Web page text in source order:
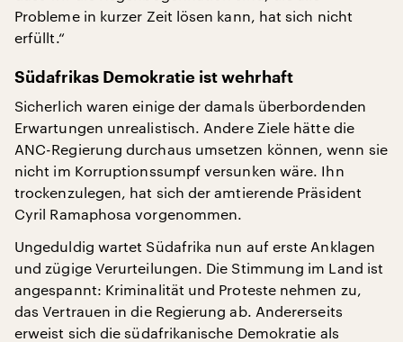
Probleme in kurzer Zeit lösen kann, hat sich nicht
erfüllt.“
Südafrikas Demokratie ist wehrhaft
Sicherlich waren einige der damals überbordenden
Erwartungen unrealistisch. Andere Ziele hätte die
ANC-Regierung durchaus umsetzen können, wenn sie
nicht im Korruptionssumpf versunken wäre. Ihn
trockenzulegen, hat sich der amtierende Präsident
Cyril Ramaphosa vorgenommen.
Ungeduldig wartet Südafrika nun auf erste Anklagen
und zügige Verurteilungen. Die Stimmung im Land ist
angespannt: Kriminalität und Proteste nehmen zu,
das Vertrauen in die Regierung ab. Andererseits
erweist sich die südafrikanische Demokratie als